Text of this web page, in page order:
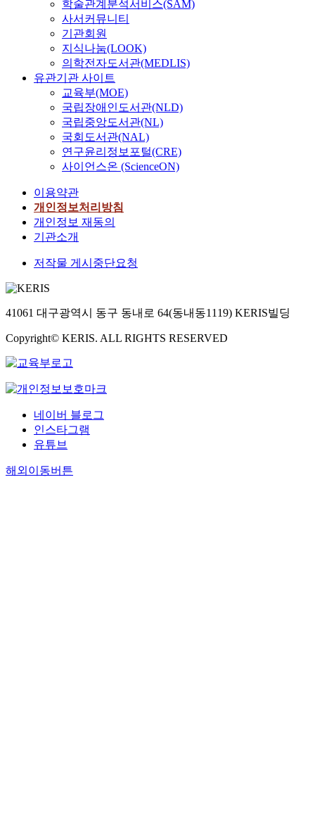
학술관계분석서비스(SAM)
사서커뮤니티
기관회원
지식나눔(LOOK)
의학전자도서관(MEDLIS)
유관기관 사이트
교육부(MOE)
국립장애인도서관(NLD)
국립중앙도서관(NL)
국회도서관(NAL)
연구윤리정보포털(CRE)
사이언스온 (ScienceON)
이용약관
개인정보처리방침
개인정보 재동의
기관소개
저작물 게시중단요청
41061 대구광역시 동구 동내로 64(동내동1119) KERIS빌딩
Copyright© KERIS. ALL RIGHTS RESERVED
네이버 블로그
인스타그램
유튜브
해외이동버튼